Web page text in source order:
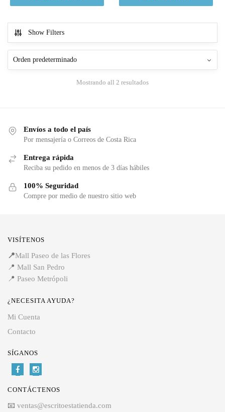
Show Filters
Mostrando all 2 resultados
Envíos a todo el país
Por mensajería o Correos de Costa Rica
Entrega rápida
Reciba su pedido en menos de 3 días hábiles
100% Seguridad
Compre por medio de nuestro sitio web
VISÍTENOS
📍Mall Paseo de las Flores
📍 Mall San Pedro
📍 Paseo Metrópoli
¿NECESITA AYUDA?
Mi Cuenta
Contacto
SÍGANOS
CONTÁCTENOS
📧 ventas@escritoestatienda.com